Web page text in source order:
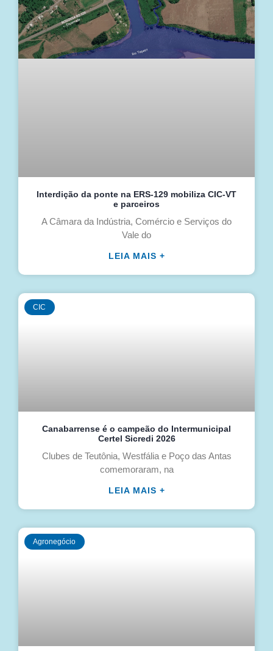
Interdição da ponte na ERS-129 mobiliza CIC-VT
e parceiros
A Câmara da Indústria, Comércio e Serviços do
Vale do
LEIA MAIS +
CIC
Canabarrense é o campeão do Intermunicipal
Certel Sicredi 2026
Clubes de Teutônia, Westfália e Poço das Antas
comemoraram, na
LEIA MAIS +
Agronegócio